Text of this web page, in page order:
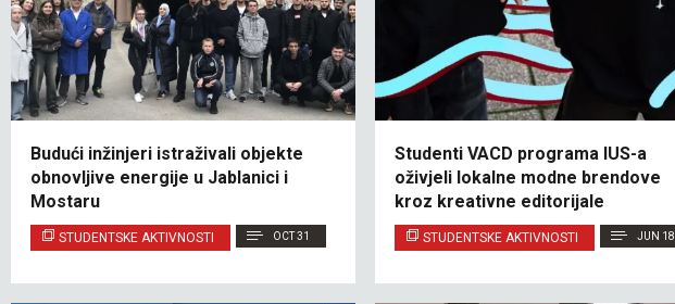
Budući inžinjeri istraživali objekte
obnovljive energije u Jablanici i
Mostaru
STUDENTSKE AKTIVNOSTI OCT 31
Studenti VACD programa IUS-a
oživjeli lokalne modne brendove
kroz kreativne editorijale
STUDENTSKE AKTIVNOSTI JUN 18